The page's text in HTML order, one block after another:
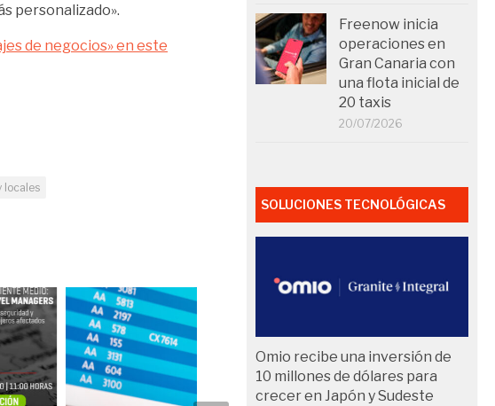
personalizado».
de negocios» en este
locales
Freenow inicia
operaciones en
Gran Canaria con
una flota inicial de
20 taxis
20/07/2026
SOLUCIONES TECNOLÓGICAS
Omio recibe una inversión de
10 millones de dólares para
crecer en Japón y Sudeste